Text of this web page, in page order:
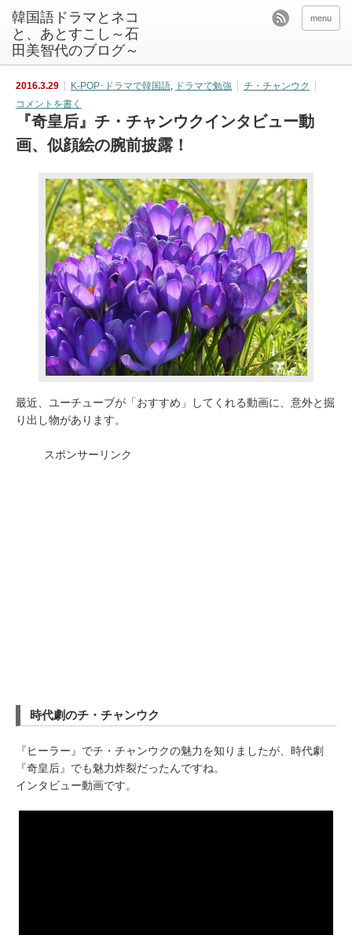
韓国語ドラマとネコ
と、あとすこし～石
田美智代のブログ～
menu
2016.3.29 K-POP･ドラマで韓国語, ドラマで勉強
チ・チャンウク
コメントを書く
『奇皇后』チ・チャンウクインタビュー動
画、似顔絵の腕前披露！
最近、ユーチューブが「おすすめ」してくれる動画に、意外と掘
り出し物があります。
スポンサーリンク
時代劇のチ・チャンウク
『ヒーラー』でチ・チャンウクの魅力を知りましたが、時代劇
『奇皇后』でも魅力炸裂だったんですね。
インタビュー動画です。